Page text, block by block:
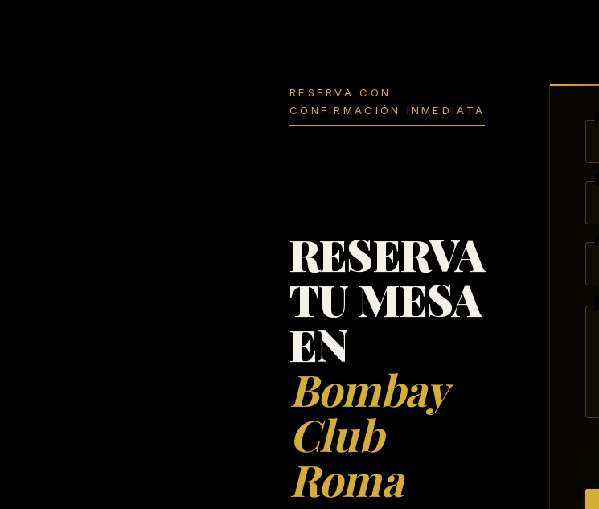
RESERVA CON
CONFIRMACIÓN INMEDIATA
RESERVA
TU MESA
EN
Bombay
Club
Roma